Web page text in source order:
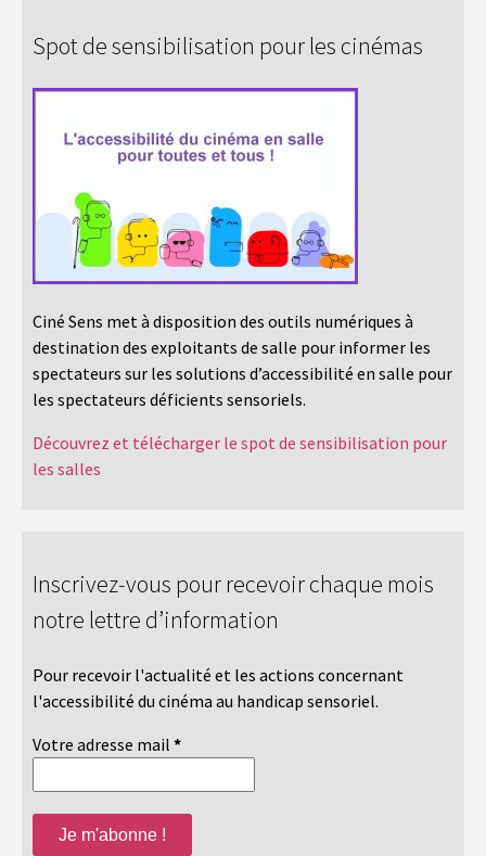
Spot de sensibilisation pour les cinémas
Ciné Sens met à disposition des outils numériques à
destination des exploitants de salle pour informer les
spectateurs sur les solutions d’accessibilité en salle pour
les spectateurs déficients sensoriels.
Découvrez et télécharger le spot de sensibilisation pour
les salles
Inscrivez-vous pour recevoir chaque mois
notre lettre d’information
Pour recevoir l'actualité et les actions concernant
l'accessibilité du cinéma au handicap sensoriel.
Votre adresse mail *